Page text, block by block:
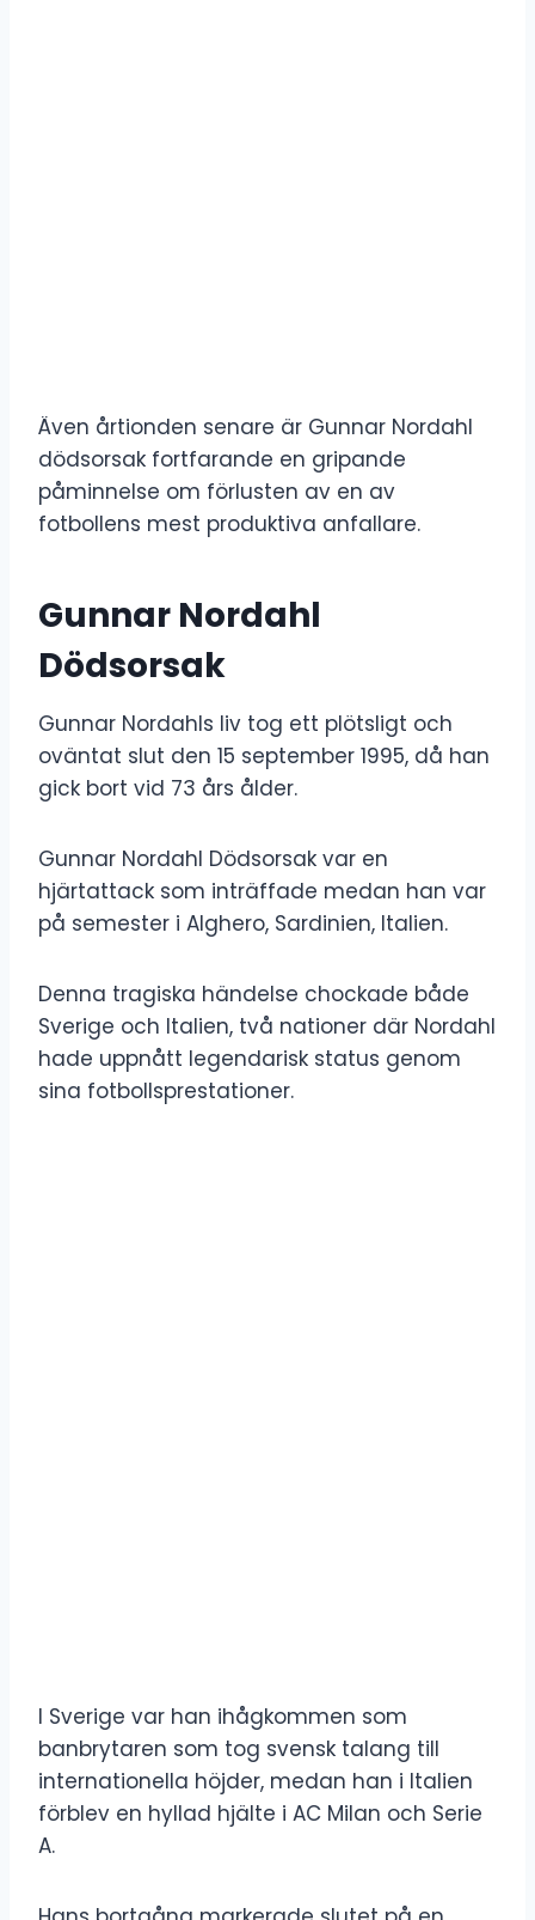
Även årtionden senare är Gunnar Nordahl
dödsorsak fortfarande en gripande
påminnelse om förlusten av en av
fotbollens mest produktiva anfallare.
Gunnar Nordahl
Dödsorsak
Gunnar Nordahls liv tog ett plötsligt och
oväntat slut den 15 september 1995, då han
gick bort vid 73 års ålder.
Gunnar Nordahl Dödsorsak var en
hjärtattack som inträffade medan han var
på semester i Alghero, Sardinien, Italien.
Denna tragiska händelse chockade både
Sverige och Italien, två nationer där Nordahl
hade uppnått legendarisk status genom
sina fotbollsprestationer.
I Sverige var han ihågkommen som
banbrytaren som tog svensk talang till
internationella höjder, medan han i Italien
förblev en hyllad hjälte i AC Milan och Serie
A.